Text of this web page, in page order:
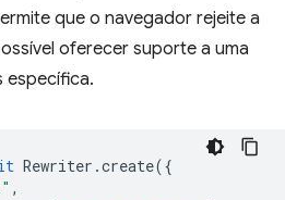
que o navegador rejeite a
oferecer suporte a uma
específica.
Rewriter .create({
,